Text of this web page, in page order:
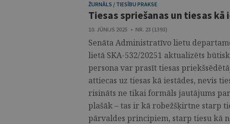
ŽURNĀLS / TIESĪBU PRAKSE
Tiesas spriešanas un tiesas
10. JŪNIJS 2025 • NR. 23 (1393)
Senāta Administratīvo lietu
lietā SKA-532/20251 aktualizēts
persona var prasīt tiesas
attiecas uz tiesas kā iestādes, nevis
risināts ne tikai formāls jautājums
plašāk – tas ir kā robežšķirtne starp
pārvaldes principiem, starp tiesu kā